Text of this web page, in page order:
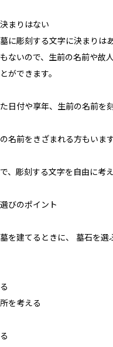
まりはない
に彫刻する文字に決まりは
ないので、生前の名前や故
ができます。
日付や享年、生前の名前を
名前をきざまれる方もいます
、彫刻する文字を自由に考え
びのポイント
を建てるときに、 墓石を選
を考える